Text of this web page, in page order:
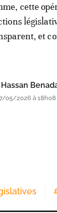
cette
et
Hassan
05/2026 à 18h08